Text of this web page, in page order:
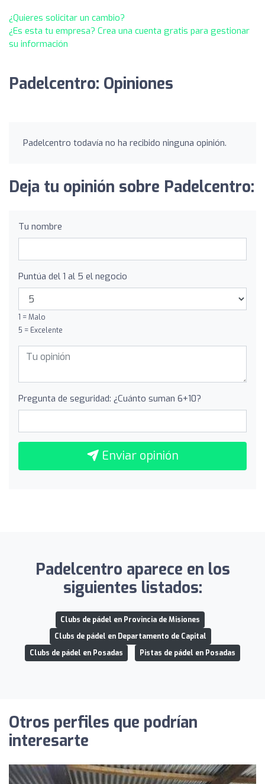
¿Quieres solicitar un cambio?
¿Es esta tu empresa? Crea una cuenta gratis para gestionar
su información
Padelcentro: Opiniones
Padelcentro todavía no ha recibido ninguna opinión.
Deja tu opinión sobre Padelcentro:
Tu nombre
Puntúa del 1 al 5 el negocio
1 = Malo
5 = Excelente
Pregunta de seguridad: ¿Cuánto suman 6+10?
Enviar opinión
Padelcentro aparece en los
siguientes listados:
Clubs de pádel en Provincia de Misiones
Clubs de pádel en Departamento de Capital
Clubs de pádel en Posadas
Pistas de pádel en Posadas
Otros perfiles que podrían
interesarte